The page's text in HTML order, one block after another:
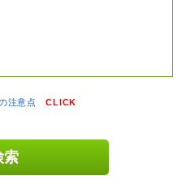
の注意点CLICK